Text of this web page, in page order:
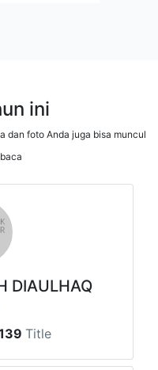
ini
dan foto Anda juga bisa muncul
DIAULHAQ
Title